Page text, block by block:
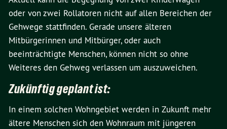
oder von zwei Rollatoren nicht auf allen Bereichen der
Gehwege stattfinden. Gerade unsere älteren
Mitbürgerinnen und Mitbürger, oder auch
beeinträchtigte Menschen, können nicht so ohne
Weiteres den Gehweg verlassen um auszuweichen.
Zukünftig geplant ist:
In einem solchen Wohngebiet werden in Zukunft mehr
ältere Menschen sich den Wohnraum mit jüngeren